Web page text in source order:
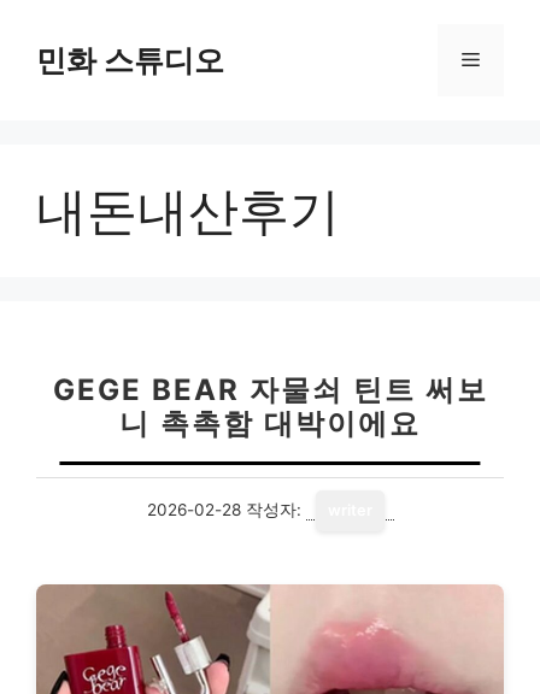
민화 스튜디오 메
내돈내산후기
GEGE BEAR 자물쇠 틴트 써보
니 촉촉함 대박이에요
2026-02-28 작성자: